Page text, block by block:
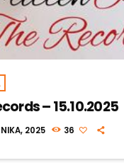
– 15.10.2025
2025 36